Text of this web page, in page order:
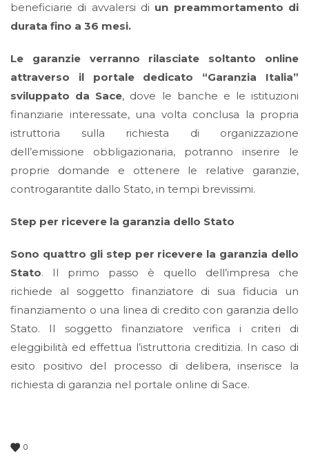
beneficiarie di avvalersi di un preammortamento di
durata fino a 36 mesi.
Le garanzie verranno rilasciate soltanto online
attraverso il portale dedicato “Garanzia Italia”
sviluppato da Sace, dove le banche e le istituzioni
finanziarie interessate, una volta conclusa la propria
istruttoria sulla richiesta di organizzazione
dell’emissione obbligazionaria, potranno inserire le
proprie domande e ottenere le relative garanzie,
controgarantite dallo Stato, in tempi brevissimi.
Step per ricevere la garanzia dello Stato
Sono quattro gli step per ricevere la garanzia dello
Stato. Il primo passo è quello dell’impresa che
richiede al soggetto finanziatore di sua fiducia un
finanziamento o una linea di credito con garanzia dello
Stato. Il soggetto finanziatore verifica i criteri di
eleggibilità ed effettua l’istruttoria creditizia. In caso di
esito positivo del processo di delibera, inserisce la
richiesta di garanzia nel portale online di Sace.
0